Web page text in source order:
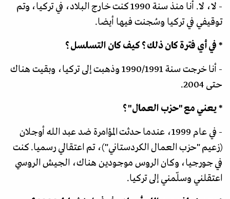
- لا، لا. أنا منذ سنة 1990 كنت خارج البلاد، في تركيا، وتم
توقيفي في تركيا وسُجنت فيها أيضا.
* في أي فترة كان ذلك؟ كيف كان التسلسل؟
- أنا خرجت سنة 1990/1991 وذهبت إلى تركيا، وبقيت هناك
حتى 2004.
* يعني مع "حزب العمال"؟
- في عام 1999، عندما حدثت المؤامرة ضد عبد الله أوجلان
(زعيم "حزب العمال الكردستاني")، تم اعتقالي رسميا. كنت
في جورجيا، وكان الروس موجودين هناك، الجيش الروسي
اعتقلني وسلّمني إلى تركيا.